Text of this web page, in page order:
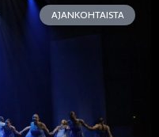
AJANKOHTAISTA